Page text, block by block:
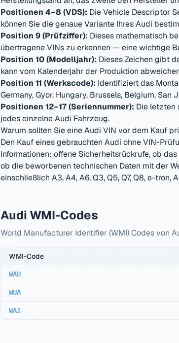
Positionen 4–8 (VDS): Die Vehicle Descriptor
können Sie die genaue Variante IhresAudi
Position 9 (Prüfziffer): Dieses mathematisch
übertragene VINs zu erkennen — eine wichtige
Position 10 (Modelljahr): Dieses Zeichen gibt
kann vom Kalenderjahr der Produktion
Position 11 (Werkscode): Identifiziert das
Germany, Gyor, Hungary, Brussels, Belgium, San
Positionen 12–17 (Seriennummer): Die letzten
jedes einzelneAudi Fahrzeug.
Warum sollten Sie eineAudi VIN vor dem Kauf
Den Kauf eines gebrauchten Audi ohne VIN-
Informationen: offene Sicherheitsrückrufe, ob
ob die beworbenen technischen Daten mit der
einschließlich A3, A4, A6, Q3, Q5, Q7, Q8, e-tron,
Audi WMI-Codes
World Manufacturer Identifier (WMI) Codes von
WMI-Code
WAU
WUA
WA1